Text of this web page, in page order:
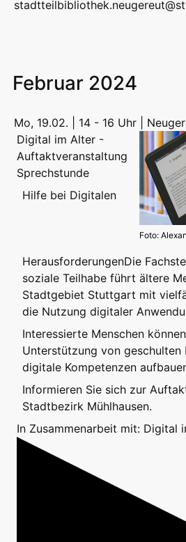
Februar 2024
Mo, 19.02. | 14 - 16 Uhr |
Foto:
Digital im Alter -
Auftaktveranstaltung
Sprechstunde
Hilfe bei Digitalen
HerausforderungenDie
soziale Teilhabe führt ältere
Stadtgebiet Stuttgart mit
die Nutzung digitaler
Interessierte Menschen
Unterstützung von geschulten
digitale Kompetenzen
Informieren Sie sich zur
Stadtbezirk Mühlhausen.
In Zusammenarbeit mit: Digital